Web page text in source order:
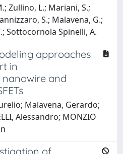
Zullino, L.; Mariani, S.;
S.; Malavena, G.;
Sottocornola Spinelli, A.
approaches
in
nanowire and
Malavena, Gerardo;
Alessandro; MONZIO
of